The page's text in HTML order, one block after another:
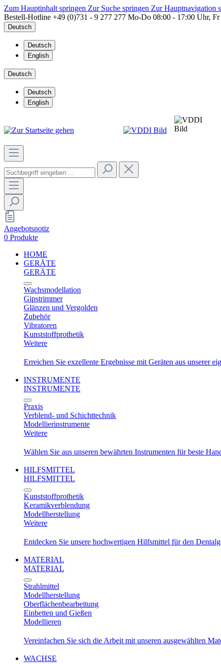
Zum Hauptinhalt springen Zur Suche springen Zur Hauptnavigation
Bestell-Hotline +49 (0)731 - 9 277 277 Mo-Do 08:00 - 17:00 Uhr,
Deutsch
Deutsch
English
Deutsch
Deutsch
English
Angebotsnotiz
0 Produkte
HOME
GERÄTE
GERÄTE
Wachsmodellation
Gipstrimmer
Glänzen und Vergolden
Zubehör
Vibratoren
Kunststoffprothetik
Weitere
Erreichen Sie exzellente Ergebnisse mit Geräten aus unserer
INSTRUMENTE
INSTRUMENTE
Praxis
Verblend- und Schichttechnik
Modellierinstrumente
Weitere
Wählen Sie aus unseren bewährten Instrumenten für beste
HILFSMITTEL
HILFSMITTEL
Kunststoffprothetik
Keramikverblendung
Modellherstellung
Weitere
Entdecken Sie unsere hochwertigen Hilfsmittel für den
MATERIAL
MATERIAL
Strahlmittel
Modellherstellung
Oberflächenbearbeitung
Einbetten und Gießen
Modellieren
Vereinfachen Sie sich die Arbeit mit unseren ausgewählten
WACHSE